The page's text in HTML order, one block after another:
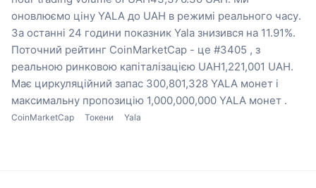
оновлюємо ціну YALA до UAH в режимі реального часу.
За останні 24 години показник Yala знизився на 11.91%.
Поточний рейтинг CoinMarketCap - це #3405 , з
реальною ринковою капіталізацією UAH1,221,001 UAH.
Має циркуляційний запас 300,801,328 YALA монет і
максимальну пропозицію 1,000,000,000 YALA монет .
CoinMarketCap Токени Yala